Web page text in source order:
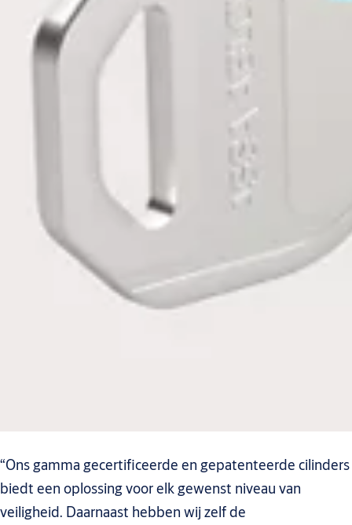
“Ons gamma gecertificeerde en gepatenteerde cilinders
biedt een oplossing voor elk gewenst niveau van
veiligheid. Daarnaast hebben wij zelf de